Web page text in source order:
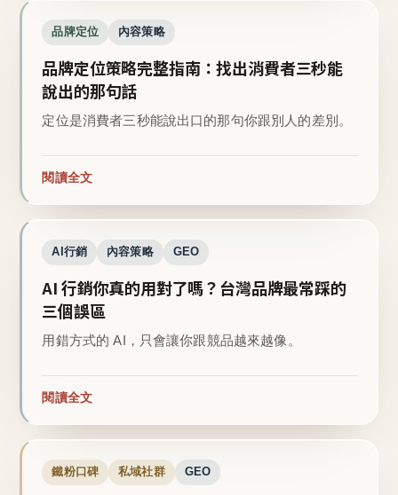
品牌定位 內容策略
品牌定位策略完整指南：找出消費者三秒能
說出的那句話
定位是消費者三秒能說出口的那句你跟別人的差別。
閱讀全文
AI行銷 內容策略 GEO
AI 行銷你真的用對了嗎？台灣品牌最常踩的
三個誤區
用錯方式的 AI，只會讓你跟競品越來越像。
閱讀全文
鐵粉口碑 私域社群 GEO